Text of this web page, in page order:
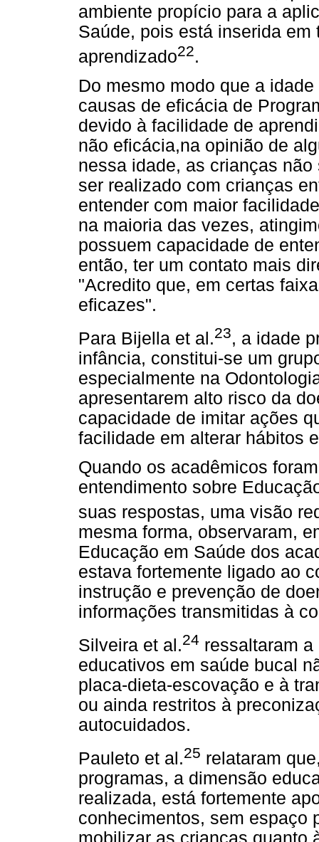
ambiente propício para a
Saúde, pois está inserida
aprendizado22.
Do mesmo modo que a
causas de eficácia de
devido à facilidade de
não eficácia,na opinião de
nessa idade, as crianças
ser realizado com crianças
entender com maior
na maioria das vezes,
possuem capacidade de
então, ter um contato mais
"Acredito que, em certas
eficazes".
Para Bijella et al.23, a idade
infância, constitui-se um
especialmente na
apresentarem alto risco da
capacidade de imitar ações
facilidade em alterar hábitos
Quando os acadêmicos
entendimento sobre
suas respostas, uma visão
mesma forma, observaram,
Educação em Saúde dos
estava fortemente ligado ao
instrução e prevenção de
informações transmitidas à
Silveira et al.24 ressaltaram
educativos em saúde bucal
placa-dieta-escovação e à
ou ainda restritos à
autocuidados.
Pauleto et al.25 relataram
programas, a dimensão
realizada, está fortemente
conhecimentos, sem espaço